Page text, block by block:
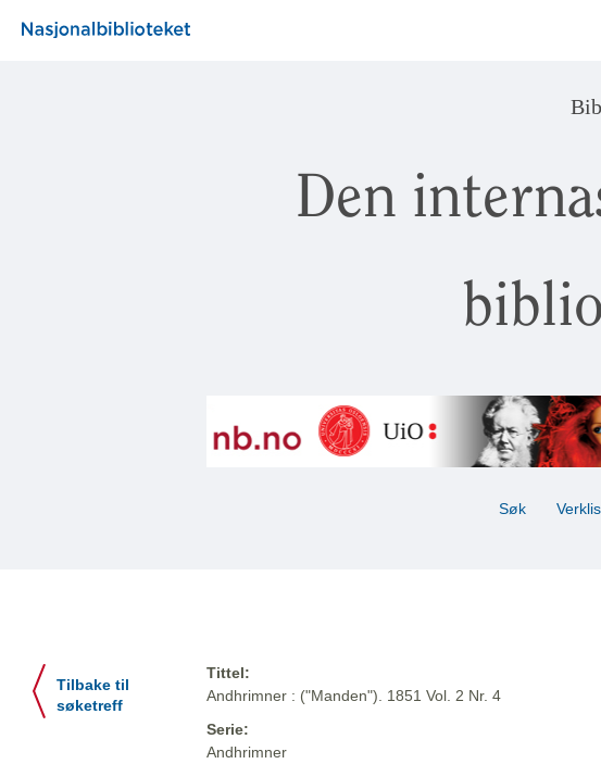
Den
Søk
Tilbake til
søketreff
Tittel:
Andhrimner : ("Manden"). 1851 Vol. 2 Nr. 4
Serie:
Andhrimner